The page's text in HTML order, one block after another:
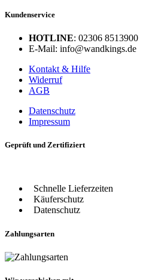
Kundenservice
HOTLINE: 02306 8513900
E-Mail: info@wandkings.de
Kontakt & Hilfe
Widerruf
AGB
Datenschutz
Impressum
Geprüft und Zertifiziert
Schnelle Lieferzeiten
Käuferschutz
Datenschutz
Zahlungsarten